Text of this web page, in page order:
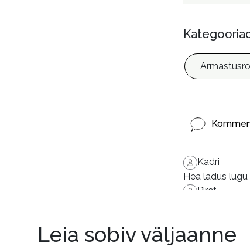
Kadri
Hea ladus lugu
Piret
Leia sobiv väljaanne